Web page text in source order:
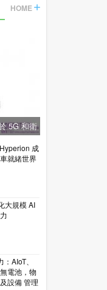
HOME
5G 和衛
成
就緒世界
大規模 AI
AIoT、
電池，物
設備 管理